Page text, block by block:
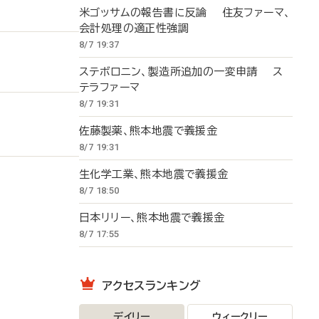
米ゴッサムの報告書に反論 住友ファーマ、
会計処理の適正性強調
8/7 19:37
ステボロニン、製造所追加の一変申請 ス
テラファーマ
8/7 19:31
佐藤製薬、熊本地震で義援金
8/7 19:31
生化学工業、熊本地震で義援金
8/7 18:50
日本リリー、熊本地震で義援金
8/7 17:55
アクセスランキング
デイリー ウィークリー